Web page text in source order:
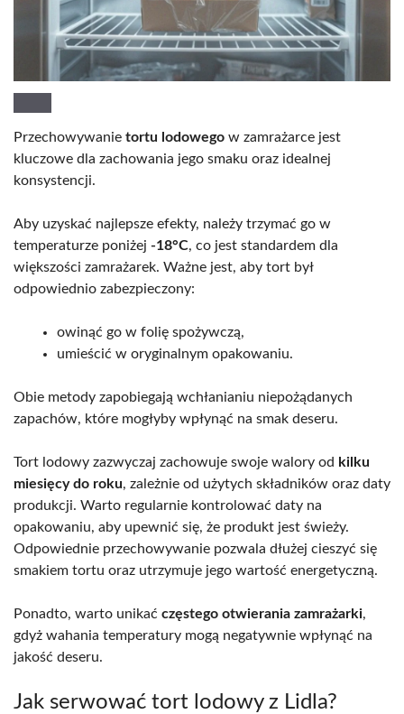
Przechowywanie tortu lodowego w zamrażarce jest
kluczowe dla zachowania jego smaku oraz idealnej
konsystencji.
Aby uzyskać najlepsze efekty, należy trzymać go w
temperaturze poniżej -18°C, co jest standardem dla
większości zamrażarek. Ważne jest, aby tort był
odpowiednio zabezpieczony:
owinąć go w folię spożywczą,
umieścić w oryginalnym opakowaniu.
Obie metody zapobiegają wchłanianiu niepożądanych
zapachów, które mogłyby wpłynąć na smak deseru.
Tort lodowy zazwyczaj zachowuje swoje walory od kilku
miesięcy do roku, zależnie od użytych składników oraz daty
produkcji. Warto regularnie kontrolować daty na
opakowaniu, aby upewnić się, że produkt jest świeży.
Odpowiednie przechowywanie pozwala dłużej cieszyć się
smakiem tortu oraz utrzymuje jego wartość energetyczną.
Ponadto, warto unikać częstego otwierania zamrażarki,
gdyż wahania temperatury mogą negatywnie wpłynąć na
jakość deseru.
Jak serwować tort lodowy z Lidla?